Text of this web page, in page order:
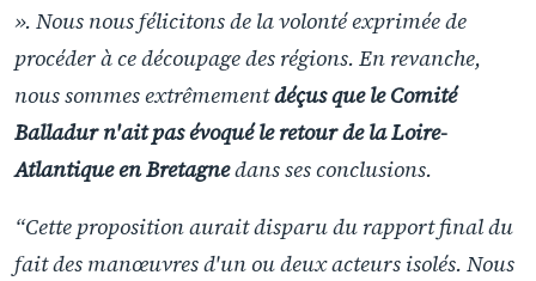
». Nous nous félicitons de la volonté exprimée de
procéder à ce découpage des régions. En revanche,
nous sommes extrêmementdéçus que le Comité
Balladur n'ait pas évoqué le retour de la Loire-
Atlantique en Bretagnedans ses conclusions.
“Cette proposition aurait disparu du rapport final du
fait des manœuvres d'un ou deux acteurs isolés. Nous